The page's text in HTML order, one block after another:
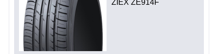
ZIEX ZE914F